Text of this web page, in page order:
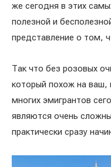
же сегодня в этих
полезной и
представление о том,
Так что без розовых
который похож на ваш,
многих эмигрантов
являются очень
практически сразу